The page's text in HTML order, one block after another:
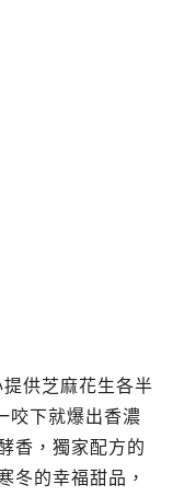
供芝麻花生各半
咬下就爆出香濃
香，獨家配方的
冬的幸福甜品，